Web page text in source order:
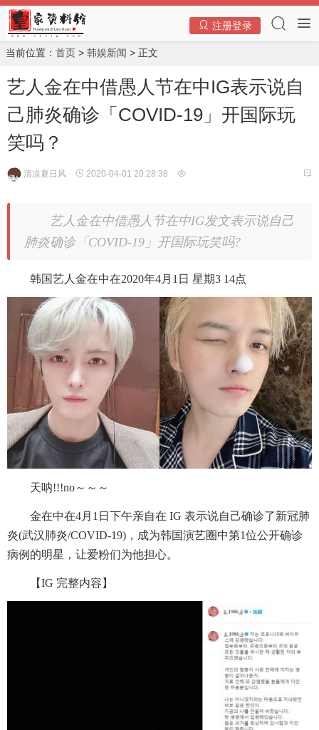
注册登录
当前位置： 首页 > 韩娱新闻 > 正文
艺人金在中借愚人节在中IG表示说自
己肺炎确诊「COVID-19」开国际玩
笑吗？
清凉夏日风 2020-04-01 20:28:38
艺人金在中借愚人节在中IG发文表示说自己
肺炎确诊「COVID-19」开国际玩笑吗?
韩国艺人金在中在2020年4月1日 星期3 14点
天呐!!!no～～～
金在中在4月1日下午亲自在 IG 表示说自己确诊了新冠肺
炎(武汉肺炎/COVID-19)，成为韩国演艺圈中第1位公开确诊
病例的明星，让爱粉们为他担心。
【IG 完整内容】